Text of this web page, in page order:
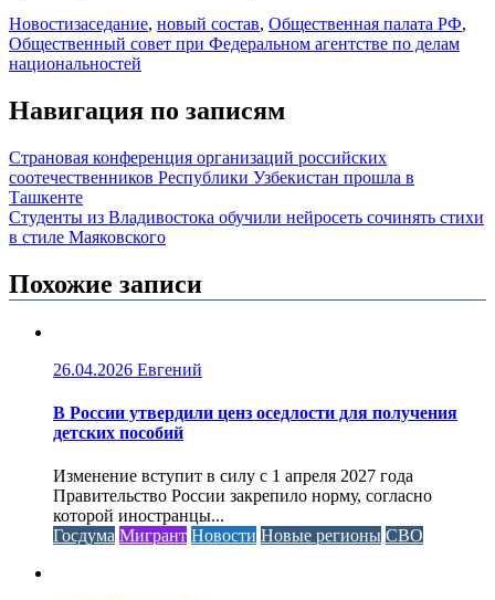
Новостизаседание, новый состав, Общественная палата РФ,
Общественный совет при Федеральном агентстве по делам
национальностей
Навигация по записям
Страновая конференция организаций российских
соотечественников Республики Узбекистан прошла в
Ташкенте
Студенты из Владивостока обучили нейросеть сочинять стихи
в стиле Маяковского
Похожие записи
26.04.2026 Евгений
В России утвердили ценз оседлости для получения
детских пособий
Изменение вступит в силу с 1 апреля 2027 года
Правительство России закрепило норму, согласно
которой иностранцы...
Госдума Мигрант Новости Новые регионы СВО